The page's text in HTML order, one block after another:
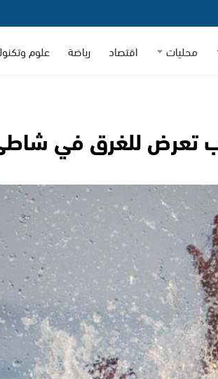
محليات اقتصاد رياضة علوم
تعرض للغرق في